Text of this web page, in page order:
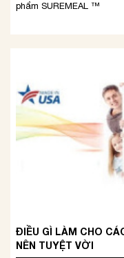
phẩm SUREMEAL ™
ĐIỀU GÌ LÀM CHO
NÊN TUYỆT VỜI